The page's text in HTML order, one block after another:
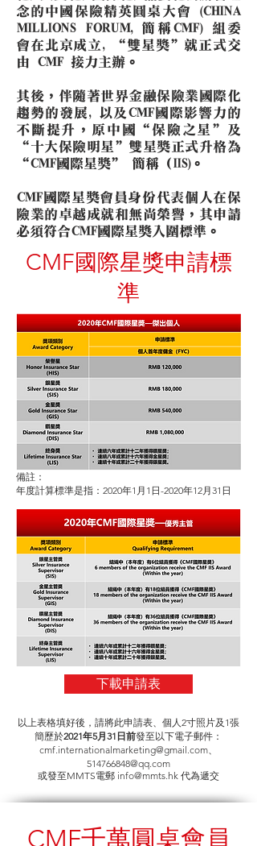
念的中國保險精英圓桌大會 (CHINA
MILLIONS FORUM, 簡稱CMF) 組委
會在北京成立, “雙星獎”就正式交
由 CMF 接力主辦。
其後，伴隨著世界金融保險業國際化
趨勢的發展, 以及CMF國際影響力的
不斷提升，原中國“保險之星”及
“十大保險明星”雙星獎正式升格為
“CMF國際星獎” 簡稱（IIS)。
CMF國際星獎會員身份代表個人在保
險業的卓越成就和無尚榮譽，其申請
必須符合CMF國際星獎入圍標準。
CMF國際星獎申請標
準
備註：
年度計算標準是指：2020年1月1日-2020年12月31日
下載申請表
以上表格填好後，請將此申請表、個人2寸照片及1張
簡歷於2021年5月31日前發至以下電子郵件：
cmf.internationalmarketing@gmail.com、
514766848@qq.com
或發至MMTS電郵 info@mmts.hk 代為遞交
CMF千萬圓桌會員